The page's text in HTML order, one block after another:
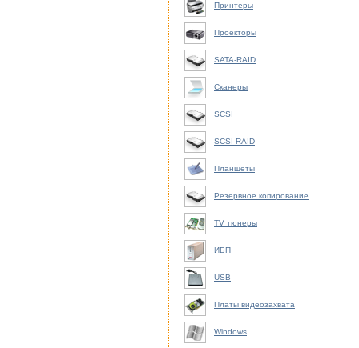
Принтеры
Проекторы
SATA-RAID
Сканеры
SCSI
SCSI-RAID
Планшеты
Резервное копирование
TV тюнеры
ИБП
USB
Платы видеозахвата
Windows